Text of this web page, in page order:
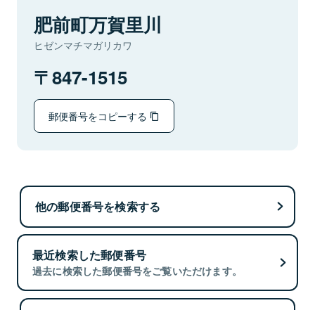
肥前町万賀里川
ヒゼンマチマガリカワ
847-1515
郵便番号をコピーする
他の郵便番号を検索する
最近検索した郵便番号
過去に検索した郵便番号をご覧いただけます。